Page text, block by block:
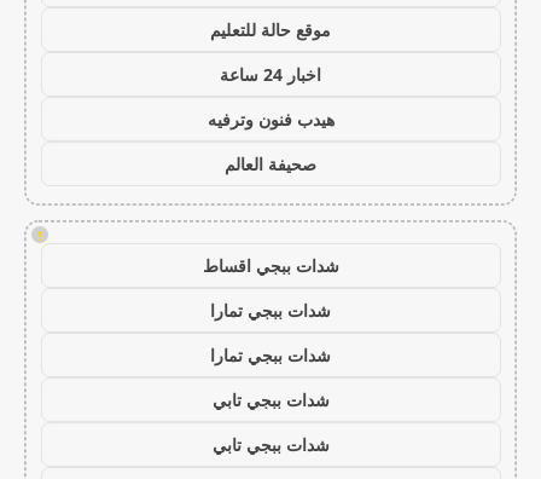
موقع حالة للتعليم
اخبار 24 ساعة
هيدب فنون وترفيه
صحيفة العالم
!
شدات ببجي اقساط
شدات ببجي تمارا
شدات ببجي تمارا
شدات ببجي تابي
شدات ببجي تابي